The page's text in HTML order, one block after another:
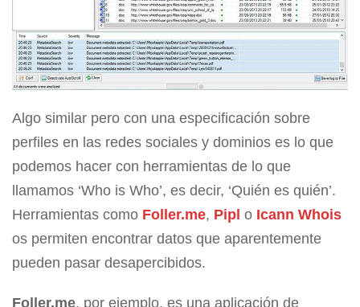
Algo similar pero con una especificación sobre
perfiles en las redes sociales y dominios es lo que
podemos hacer con herramientas de lo que
llamamos ‘Who is Who’, es decir, ‘Quién es quién’.
Herramientas como Foller.me, Pipl o Icann Whois
os permiten encontrar datos que aparentemente
pueden pasar desapercibidos.
Foller.me, por ejemplo, es una aplicación de